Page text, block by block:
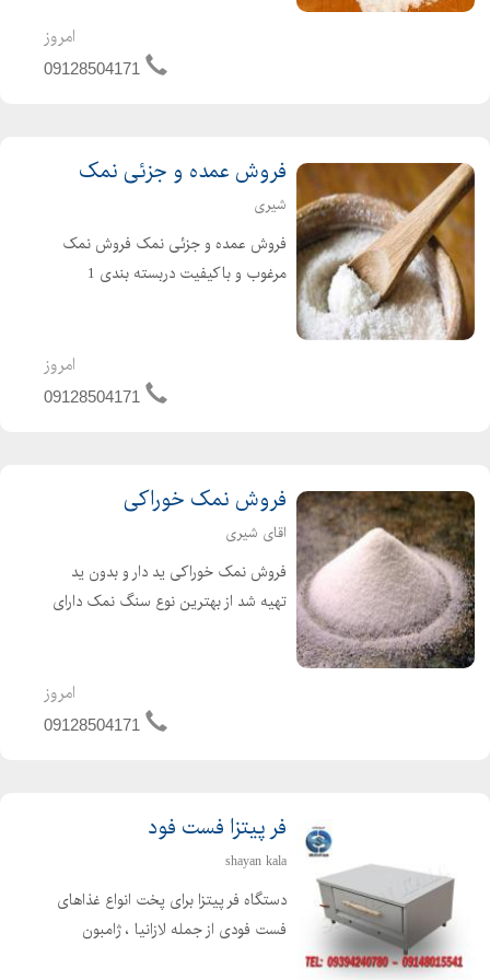
مفید بعنوان بهترین نمک خوراکی به
تایید پزشکان میباشد.
امروز
09128504171
فروش عمده و جزئی نمک
شیری
فروش عمده و جزئی نمک فروش نمک
مرغوب و باکیفیت دربسته بندی 1
امروز
09128504171
فروش نمک خوراکی
اقای شیری
فروش نمک خوراکی ید دار و بدون ید
تهیه شد از بهترین نوع سنگ نمک دارای
امروز
09128504171
فر پیتزا فست فود
shayan kala
دستگاه فر پیتزا برای پخت انواع غذاهای
فست فودی از جمله لازانیا ، ژامبون